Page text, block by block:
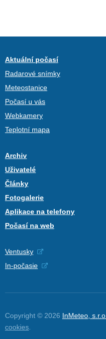
Aktuální počasí
Radarové snímky
Meteostanice
Počasí u vás
Webkamery
Teplotní mapa
Archiv
Uživatelé
Články
Fotogalerie
Aplikace na telefony
Počasí na web
Ventusky
In-počasie
Copyright © 2026 InMeteo, s.r.o.
cookies